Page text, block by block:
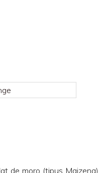
de moro (tipus Maizena)